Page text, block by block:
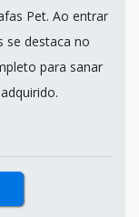
Pet. Ao entrar
se destaca no
para sanar